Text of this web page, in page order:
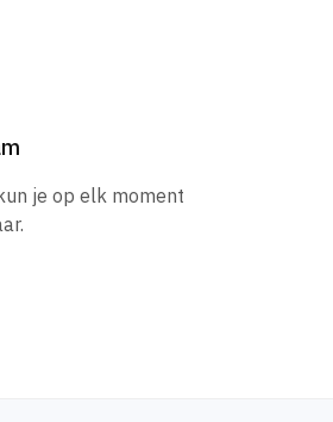
je op elk moment